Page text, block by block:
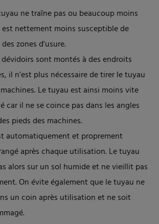
ne traîne pas ou beaucoup moins
est nettement moins susceptible de
zones d'usure.
sont montés à des endroits
il n’est plus nécessaire de tirer le tuyau
Le tuyau est ainsi moins vite
car il ne se coince pas dans les angles
pieds des machines.
automatiquement et proprement
après chaque utilisation. Le tuyau
alors sur un sol humide et ne vieillit pas
On évite également que le tuyau ne
un coin après utilisation et ne soit